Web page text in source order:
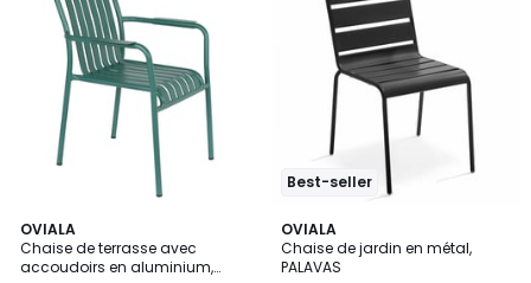
OVIALA
Chaise de terrasse avec
accoudoirs en aluminium,
5
/
5
3
Couleurs
Best-seller
OVIALA
Chaise de jardin en métal,
PALAVAS
4
/
5
13
Couleurs